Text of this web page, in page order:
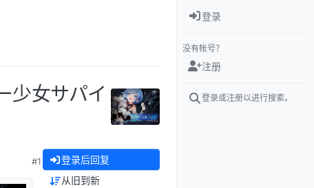
少女サパイ
#1 登录后回复
从旧到新
登录
没有帐号？
注册
登录或注册以进行搜索。